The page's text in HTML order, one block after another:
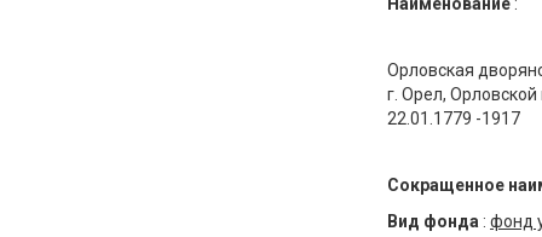
Орловская
г. Орел, Орловской
22.01.1779 -1917
Сокращенное
Вид фонда : фонд